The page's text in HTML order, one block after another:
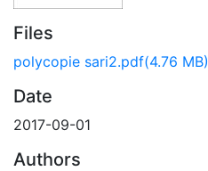
Files
polycopie sari2.pdf(4.76 MB)
Date
2017-09-01
Authors